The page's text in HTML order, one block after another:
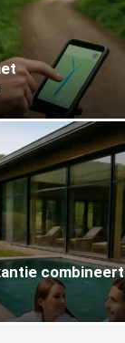
combineert